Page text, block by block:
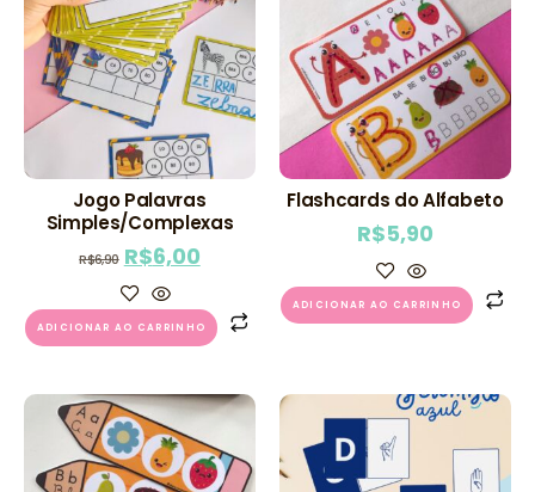
Jogo Palavras
Simples/Complexas
R$6,90 R$6,00
ADICIONAR AO CARRINHO
Flashcards do Alfabeto
R$5,90
ADICIONAR AO CARRINHO